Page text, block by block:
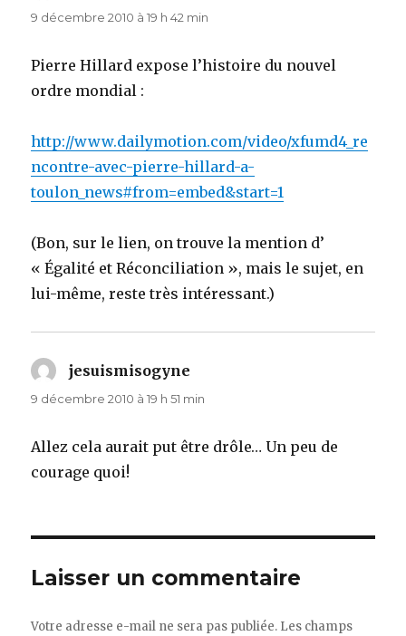
9 décembre 2010 à 19 h 42 min
Pierre Hillard expose l’histoire du nouvel
ordre mondial :
http://www.dailymotion.com/video/xfumd4_re
ncontre-avec-pierre-hillard-a-
toulon_news#from=embed&start=1
(Bon, sur le lien, on trouve la mention d’
« Égalité et Réconciliation », mais le sujet, en
lui-même, reste très intéressant.)
jesuismisogyne
9 décembre 2010 à 19 h 51 min
Allez cela aurait put être drôle… Un peu de
courage quoi!
Laisser un commentaire
Votre adresse e-mail ne sera pas publiée. Les champs